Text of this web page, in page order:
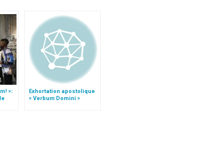
»:
Exhortation apostolique
« Verbum Domini »